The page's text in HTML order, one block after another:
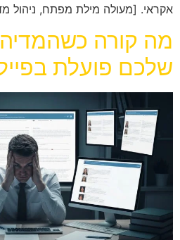
אקראי. [מעולה מילת מפתח, ניהול
מה קורה
שלכם פועלת